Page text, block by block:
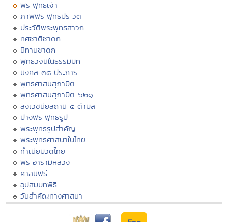
พระพุทธเจ้า
ภาพพระพุทธประวัติ
ประวัติพระพุทธสาวก
ทศชาติชาดก
นิทานชาดก
พุทธวจนในธรรมบท
มงคล ๓๘ ประการ
พุทธศาสนสุภาษิต
พุทธศาสนสุภาษิต ๖๒๑
สังเวชนียสถาน ๔ ตำบล
ปางพระพุทธรูป
พระพุทธรูปสำคัญ
พระพุทธศาสนาในไทย
ทำเนียบวัดไทย
พระอารามหลวง
ศาสนพิธี
อุปสมบทพิธี
วันสำคัญทางศาสนา